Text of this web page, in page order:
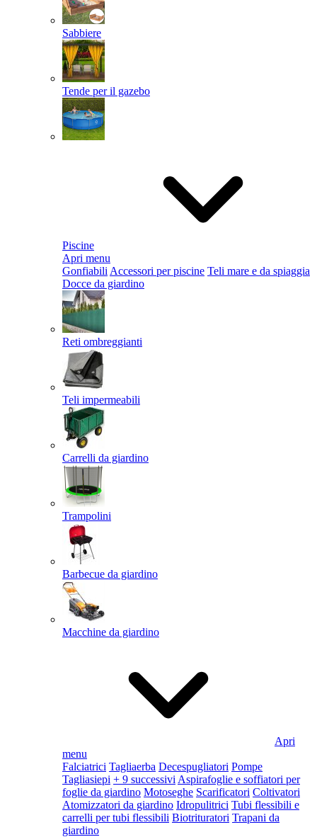
Sabbiere
Tende per il gazebo
Piscine
Apri menu
Gonfiabili Accessori per piscine Teli mare e da spiaggia
Docce da giardino
Reti ombreggianti
Teli impermeabili
Carrelli da giardino
Trampolini
Barbecue da giardino
Macchine da giardino
Apri
menu
Falciatrici Tagliaerba Decespugliatori Pompe
Tagliasiepi + 9 successivi Aspirafoglie e soffiatori per
foglie da giardino Motoseghe Scarificatori Coltivatori
Atomizzatori da giardino Idropulitrici Tubi flessibili e
carrelli per tubi flessibili Biotrituratori Trapani da
giardino